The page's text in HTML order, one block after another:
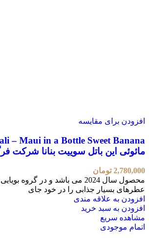
افزودن برای مقایسه
مائوئی این باتل سوییت بنانا شرکت
2,780,000 تومان
محصول سال 2024 می باشد و در گروه
عطرهای بسیار جذابی را در خود جای
افزودن به علاقه مندی
افزودن به سبد خرید
مشاهده سریع
اتمام موجودی